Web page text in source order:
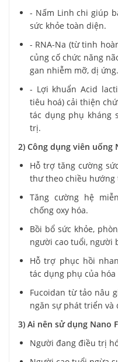
- Nấm Linh chi giúp
sức khỏe toàn diện.
- RNA-Na (từ tinh
củng cố chức năng
gan nhiễm mỡ, dị ứng.
- Lợi khuẩn Acid
tiêu hoá) cải thiện
tác dụng phụ kháng
trị.
2) Công dụng viên uống
Hỗ trợ tăng cường
thư theo chiều hướng
Tăng cường hệ
chống oxy hóa.
Bồi bổ sức khỏe,
người cao tuổi, người
Hỗ trợ phục hồi
tác dụng phụ của
Fucoidan từ tảo nâu
ngăn sự phát triển và
3) Ai nên sử dụng Nano
Người đang điều trị